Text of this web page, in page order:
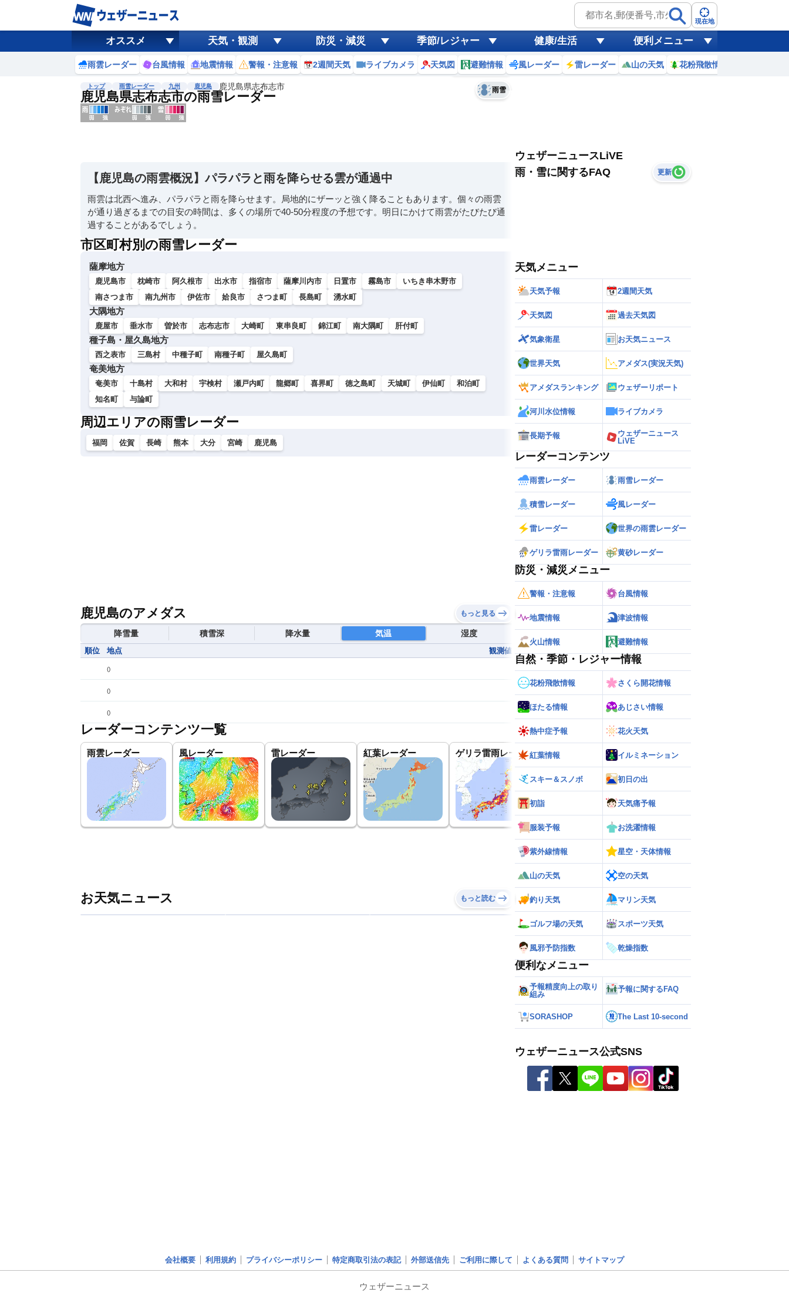
現在地
オススメ 天気・観測 防災・減災 季節/レジャー 健康/生活 便利メニュー
雨雲レーダー 台風情報 地震情報 警報・注意報 2週間天気 ライブカメラ 天気図 避難情報 風レーダー 雷レーダー 山の天気 花粉飛散情報
トップ 雨雪レーダー 九州 鹿児島 鹿児島県志布志市
鹿児島県志布志市の雨雪レーダー 雨雪
予報士コメント
黄砂
天気 台風
【鹿児島の雨雲概況】パラパラと雨を降らせる雲が通過中
雨雲は北西へ進み、パラパラと雨を降らせます。局地的にザーッと強く降ることもあります。個々の雨雲
が通り過ぎるまでの目安の時間は、多くの場所で40-50分程度の予想です。明日にかけて雨雲がたびたび通
過することがあるでしょう。
市区町村別の雨雪レーダー
薩摩地方
鹿児島市 枕崎市 阿久根市 出水市 指宿市 薩摩川内市 日置市 霧島市
いちき串木野市
南さつま市
南九州市 伊佐市 姶良市 さつま町 長島町 湧水町
大隅地方
鹿屋市 垂水市 曽於市 志布志市 大崎町 東串良町 錦江町 南大隅町 肝付町
種子島・屋久島地方
西之表市 三島村 中種子町 南種子町 屋久島町
奄美地方
奄美市 十島村 大和村 宇検村 瀬戸内町 龍郷町 喜界町 徳之島町 天城町 伊仙町
和泊町
知名町
与論町
周辺エリアの雨雪レーダー
福岡 佐賀 長崎 熊本 大分 宮崎 鹿児島
鹿児島のアメダス もっと見る
降雪量 積雪深 降水量 気温 湿度
順位 地点 観測値
()
()
()
レーダーコンテンツ一覧
雨雲レーダー 風レーダー 雷レーダー 紅葉レーダー ゲリラ雷雨レーダー 世界の雨雲レーダー
お天気ニュース もっと読む
ウェザーニュースLiVE
雨・雪に関するFAQ
更新
天気メニュー
天気予報 2週間天気
天気図 過去天気図
気象衛星 お天気ニュース
世界天気 アメダス(実況天気)
アメダスランキング ウェザーリポート
河川水位情報 ライブカメラ
長期予報
ウェザーニュース
LiVE
レーダーコンテンツ
雨雲レーダー 雨雪レーダー
積雪レーダー 風レーダー
雷レーダー 世界の雨雲レーダー
ゲリラ雷雨レーダー 黄砂レーダー
防災・減災メニュー
警報・注意報 台風情報
地震情報 津波情報
火山情報 避難情報
自然・季節・レジャー情報
花粉飛散情報 さくら開花情報
ほたる情報 あじさい情報
熱中症予報 花火天気
紅葉情報 イルミネーション
スキー＆スノボ 初日の出
初詣 天気痛予報
服装予報 お洗濯情報
紫外線情報 星空・天体情報
山の天気 空の天気
釣り天気 マリン天気
ゴルフ場の天気 スポーツ天気
風邪予防指数 乾燥指数
便利なメニュー
予報精度向上の取り
組み
予報に関するFAQ
SORASHOP The Last 10-second
ウェザーニュース公式SNS
会社概要 利用規約 プライバシーポリシー 特定商取引法の表記 外部送信先 ご利用に際して よくある質問 サイトマップ
ウェザーニュース